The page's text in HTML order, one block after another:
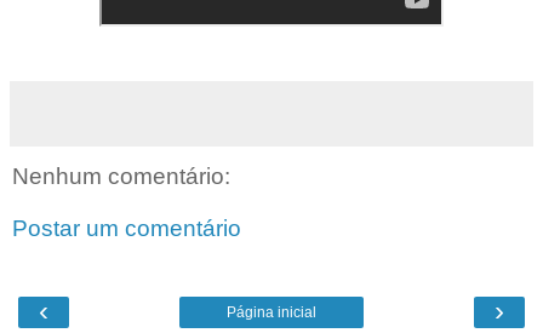
Nenhum comentário:
Postar um comentário
‹ ›
Página inicial